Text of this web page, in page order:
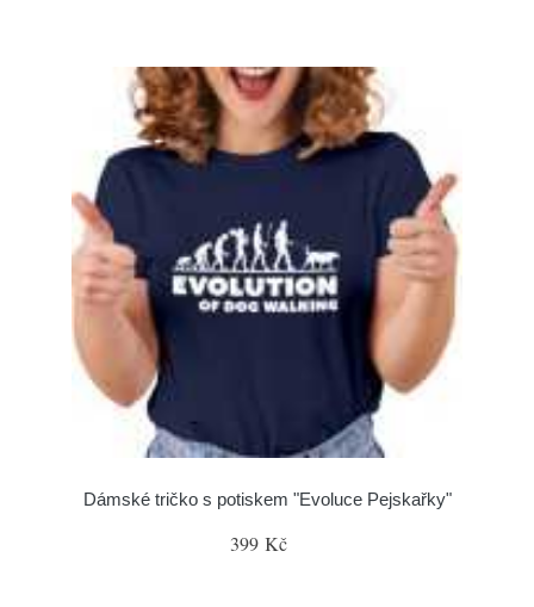
Dámské tričko s potiskem "Evoluce Pejskařky"
399 Kč